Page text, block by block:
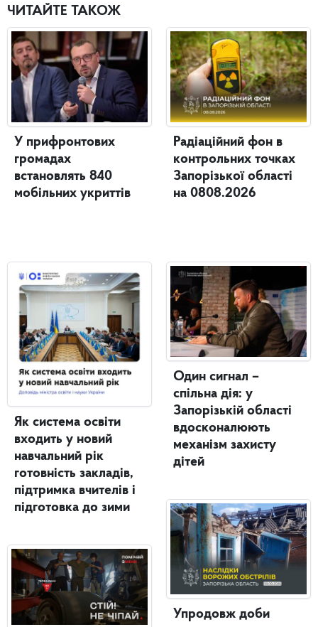
ЧИТАЙТЕ ТАКОЖ
У прифронтових
громадах
встановлять 840
мобільних укриттів
Як система освіти
входить у новий
навчальний рік
готовність закладів,
підтримка вчителів і
підготовка до зими
Радіаційний фон в
контрольних точках
Запорізької області
на 0808.2026
Один сигнал –
спільна дія: у
Запорізькій області
вдосконалюють
механізм захисту
дітей
Упродовж доби